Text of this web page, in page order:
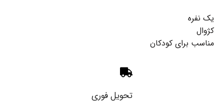
یک نفره
کژوال
مناسب برای کودکان
تحویل فوری